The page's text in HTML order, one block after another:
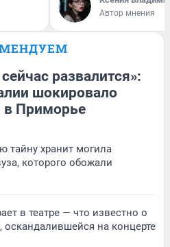
Автор мнения
развалится»:
шокировало
в Приморье
тайну хранит могила
которого обожали
в театре — что известно о
на концерте